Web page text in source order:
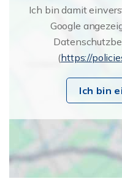
Ich bin damit
Google
(https://
Ich bin